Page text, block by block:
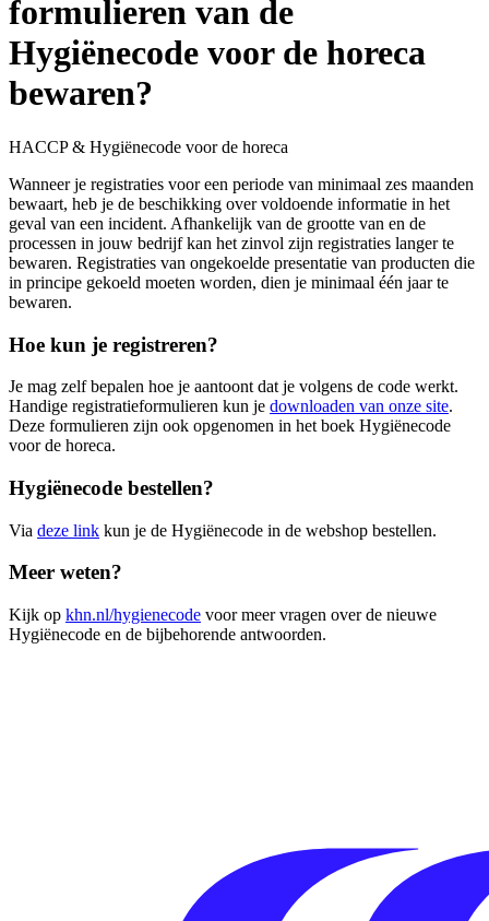
formulieren van de
Hygiënecode voor de horeca
bewaren?
HACCP & Hygiënecode voor de horeca
Wanneer je registraties voor een periode van minimaal zes maanden
bewaart, heb je de beschikking over voldoende informatie in het
geval van een incident. Afhankelijk van de grootte van en de
processen in jouw bedrijf kan het zinvol zijn registraties langer te
bewaren. Registraties van ongekoelde presentatie van producten die
in principe gekoeld moeten worden, dien je minimaal één jaar te
bewaren.
Hoe kun je registreren?
Je mag zelf bepalen hoe je aantoont dat je volgens de code werkt.
Handige registratieformulieren kun je downloaden van onze site.
Deze formulieren zijn ook opgenomen in het boek Hygiënecode
voor de horeca.
Hygiënecode bestellen?
Via deze link kun je de Hygiënecode in de webshop bestellen.
Meer weten?
Kijk op khn.nl/hygienecode voor meer vragen over de nieuwe
Hygiënecode en de bijbehorende antwoorden.